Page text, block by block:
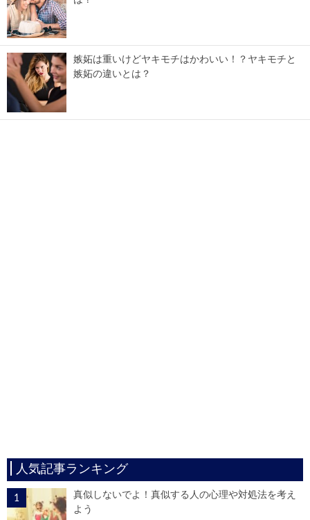
嫉妬は重いけどヤキモチはかわいい！？ヤキモチと
嫉妬の違いとは？
人気記事ランキング
真似しないでよ！真似する人の心理や対処法を考え
よう